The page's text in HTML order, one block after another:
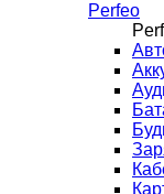
Perfeo